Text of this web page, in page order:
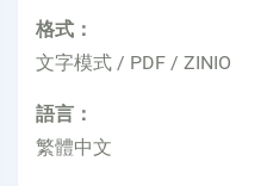
格式：
文字模式 / PDF / ZINIO
語言：
繁體中文